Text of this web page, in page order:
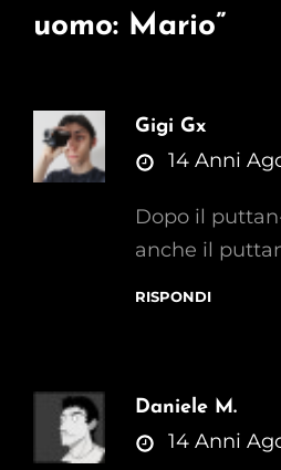
uomo: Mario”
Gigi Gx
says:14 Anni
Dopo il
anche il
RISPONDI
Daniele M.
says:14 Anni